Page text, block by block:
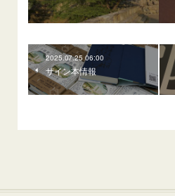
2025.07.25 06:00
サイン本情報